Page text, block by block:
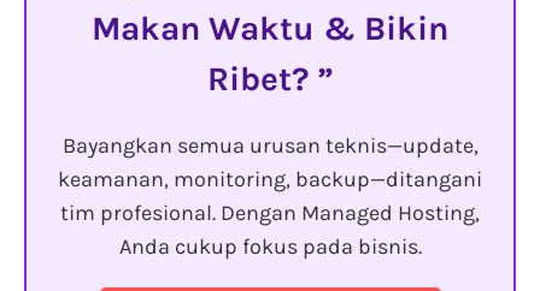
Makan Waktu & Bikin
Ribet?
Bayangkan semua urusan teknis—update,
keamanan, monitoring, backup—ditangani
tim profesional. Dengan Managed Hosting,
Anda cukup fokus pada bisnis.